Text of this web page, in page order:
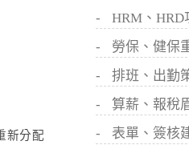
新分配
HRM、HRD
勞保、健保
排班、出勤
算薪、報稅
表單、簽核